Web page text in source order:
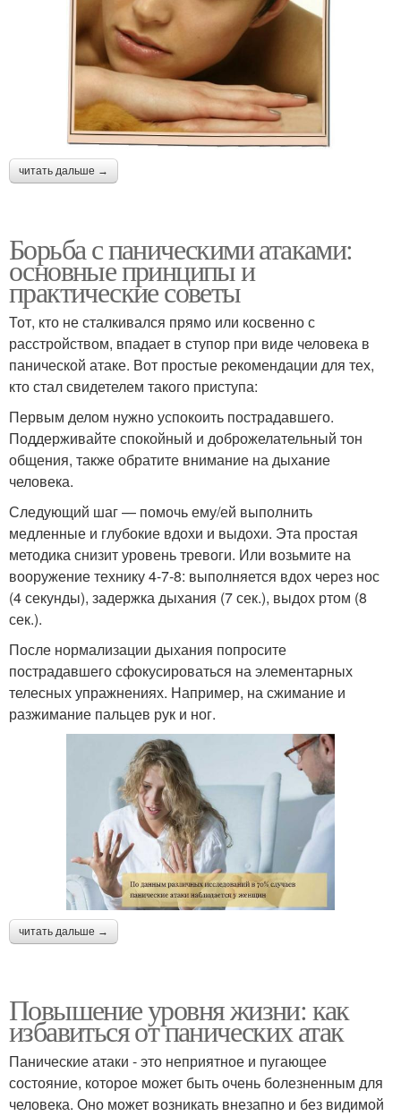
читать дальше →
Борьба с паническими атаками:
основные принципы и
практические советы
Тот, кто не сталкивался прямо или косвенно с
расстройством, впадает в ступор при виде человека в
панической атаке. Вот простые рекомендации для тех,
кто стал свидетелем такого приступа:
Первым делом нужно успокоить пострадавшего.
Поддерживайте спокойный и доброжелательный тон
общения, также обратите внимание на дыхание
человека.
Следующий шаг — помочь ему/ей выполнить
медленные и глубокие вдохи и выдохи. Эта простая
методика снизит уровень тревоги. Или возьмите на
вооружение технику 4-7-8: выполняется вдох через нос
(4 секунды), задержка дыхания (7 сек.), выдох ртом (8
сек.).
После нормализации дыхания попросите
пострадавшего сфокусироваться на элементарных
телесных упражнениях. Например, на сжимание и
разжимание пальцев рук и ног.
читать дальше →
Повышение уровня жизни: как
избавиться от панических атак
Панические атаки - это неприятное и пугающее
состояние, которое может быть очень болезненным для
человека. Оно может возникать внезапно и без видимой